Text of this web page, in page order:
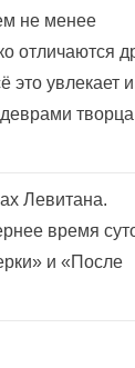
не менее
отличаются
это увлекает и
Левитана.
время
и «После